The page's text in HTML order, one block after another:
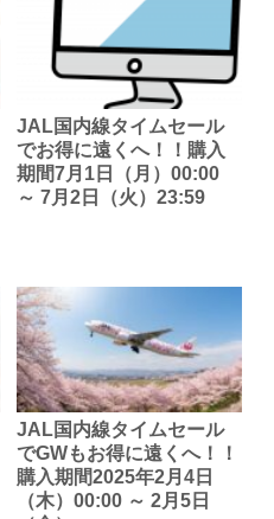
JAL国内線タイムセール
でお得に遠くへ！！購入
期間7月1日（月）00:00
～ 7月2日（火）23:59
JAL国内線タイムセール
でGWもお得に遠くへ！！
購入期間2025年2月4日
（木）00:00 ～ 2月5日